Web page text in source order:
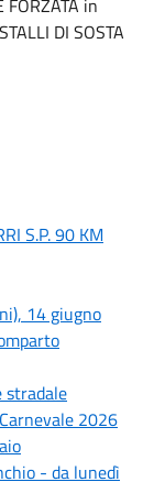
DI SOSTA
S.P. 90 KM
14 giugno
stradale
2026
- da lunedì